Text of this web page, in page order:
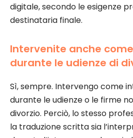
digitale, secondo le esigenze
destinataria finale.
Intervenite anche
durante le udienze di
Sì, sempre. Intervengo come
durante le udienze o le firme
divorzio. Perciò, lo stesso
la traduzione scritta sia